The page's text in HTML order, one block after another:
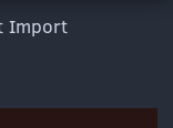
Import